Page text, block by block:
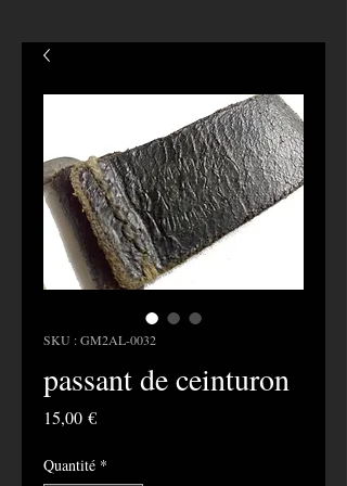
SKU : GM2AL-0032
passant de ceinturon
15,00 €Prix
Quantité *